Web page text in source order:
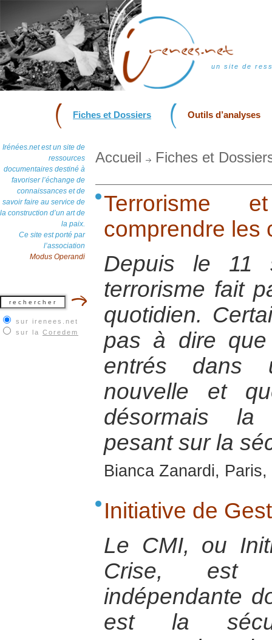
un site de
Fiches et Dossiers Outils d’analyses
Irénées.net est un site de
ressources
documentaires destiné à
favoriser l’échange de
connaissances et de
savoir faire au service de
la construction d’un art de
la paix.
Ce site est porté par
l’association
Modus Operandi
sur irenees.net
sur la Coredem
Accueil Fiches et
Terrorisme
comprendre les
Depuis le 11
terrorisme fait
quotidien.
pas à dire que
entrés dans
nouvelle et
désormais la
pesant sur la
Bianca Zanardi,
Initiative de
Le CMI, ou
Crise, est
indépendante
est la